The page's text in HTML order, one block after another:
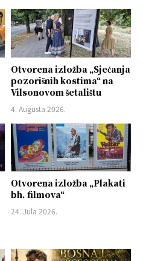
Otvorena izložba „Sjećanja
pozorišnih kostima“ na
Vilsonovom šetalištu
4. Augusta 2026.
Otvorena izložba „Plakati
bh. filmova“
24. Jula 2026.